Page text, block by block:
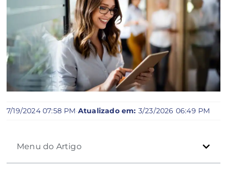
7/19/2024 07:58 PM·Atualizado em: 3/23/2026 06:49 PM
Menu do Artigo